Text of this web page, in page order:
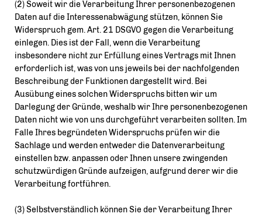
(2) Soweit wir die Verarbeitung Ihrer personenbezogenen
Daten auf die Interessenabwägung stützen, können Sie
Widerspruch gem. Art. 21 DSGVO gegen die Verarbeitung
einlegen. Dies ist der Fall, wenn die Verarbeitung
insbesondere nicht zur Erfüllung eines Vertrags mit Ihnen
erforderlich ist, was von uns jeweils bei der nachfolgenden
Beschreibung der Funktionen dargestellt wird. Bei
Ausübung eines solchen Widerspruchs bitten wir um
Darlegung der Gründe, weshalb wir Ihre personenbezogenen
Daten nicht wie von uns durchgeführt verarbeiten sollten. Im
Falle Ihres begründeten Widerspruchs prüfen wir die
Sachlage und werden entweder die Datenverarbeitung
einstellen bzw. anpassen oder Ihnen unsere zwingenden
schutzwürdigen Gründe aufzeigen, aufgrund derer wir die
Verarbeitung fortführen.
(3) Selbstverständlich können Sie der Verarbeitung Ihrer